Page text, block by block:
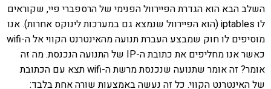
השלב הבא הוא הגדרת הפיירוול הפנימי של הרספברי פיי, שקוראים
לו iptables (הוא הפיירוול שנמצא גם במערכות לינוקס אחרות). אנו
מוסיפים לו חוק שמבצע העברת תנועה מהאינטרנט הקווי אל ה-wifi
כאשר אנו מחליפים את כתובת ה-IP של התנועה הנכנסת. מה זה
אומר? זה אומר שתנועה שנכנסת מרשת ה-wifi תצא עם הכתובת
של האינטרנט הקווי. כל זה נעשה באמצעות שורה אחת בלבד: